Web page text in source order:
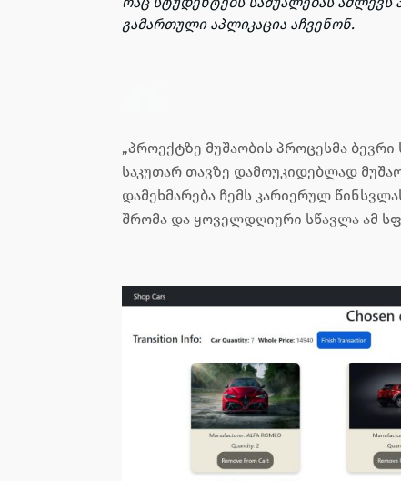
გამართული აპლიკაცია აჩვენონ.
„პროექტზე მუშაობის პროცესმა
საკუთარ თავზე დამოუკიდებლად
დამეხმარება ჩემს კარიერულ
შრომა და ყოველდღიური სწავლა ამ